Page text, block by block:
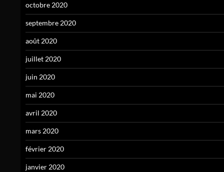
octobre 2020
septembre 2020
août 2020
juillet 2020
juin 2020
mai 2020
avril 2020
mars 2020
février 2020
janvier 2020